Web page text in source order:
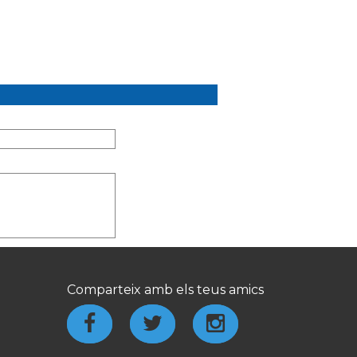
Comparteix amb els teus amics